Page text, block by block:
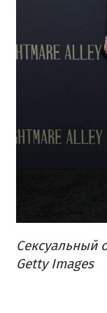
Getty Images